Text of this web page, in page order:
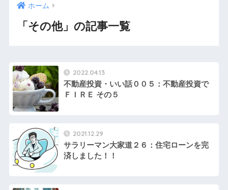
ホーム
「その他」の記事一覧
2022.04.13
不動産投資・いい話００５：不動産投資で
ＦＩＲＥ その５
2021.12.29
サラリーマン大家道２６：住宅ローンを完
済しました！！